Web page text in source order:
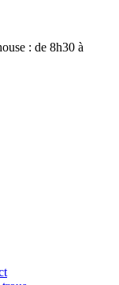
: de 8h30 à